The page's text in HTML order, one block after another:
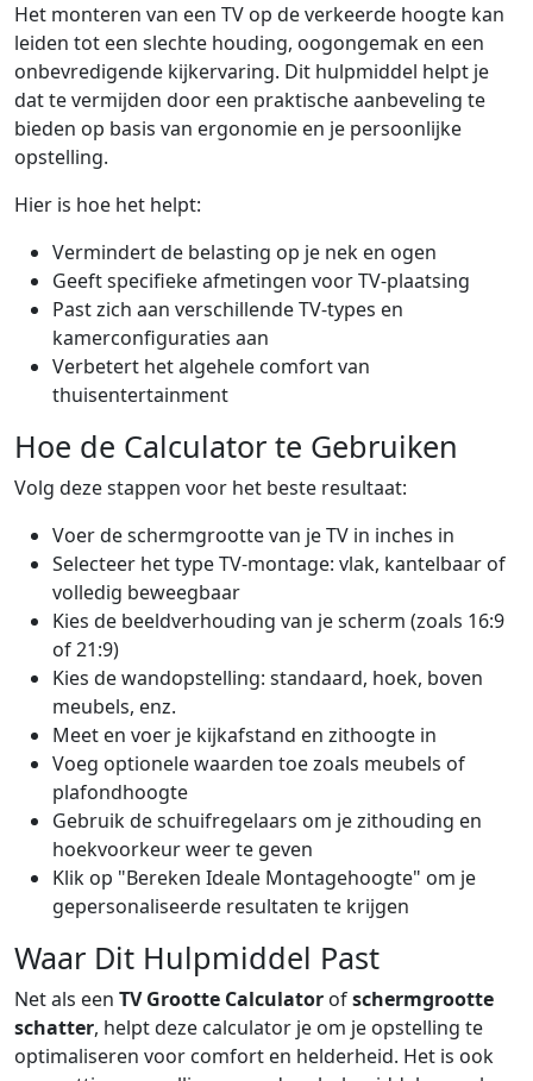
Het monteren van een TV op de verkeerde hoogte kan
leiden tot een slechte houding, oogongemak en een
onbevredigende kijkervaring. Dit hulpmiddel helpt je
dat te vermijden door een praktische aanbeveling te
bieden op basis van ergonomie en je persoonlijke
opstelling.
Hier is hoe het helpt:
Vermindert de belasting op je nek en ogen
Geeft specifieke afmetingen voor TV-plaatsing
Past zich aan verschillende TV-types en
kamerconfiguraties aan
Verbetert het algehele comfort van
thuisentertainment
Hoe de Calculator te Gebruiken
Volg deze stappen voor het beste resultaat:
Voer de schermgrootte van je TV in inches in
Selecteer het type TV-montage: vlak, kantelbaar of
volledig beweegbaar
Kies de beeldverhouding van je scherm (zoals 16:9
of 21:9)
Kies de wandopstelling: standaard, hoek, boven
meubels, enz.
Meet en voer je kijkafstand en zithoogte in
Voeg optionele waarden toe zoals meubels of
plafondhoogte
Gebruik de schuifregelaars om je zithouding en
hoekvoorkeur weer te geven
Klik op "Bereken Ideale Montagehoogte" om je
gepersonaliseerde resultaten te krijgen
Waar Dit Hulpmiddel Past
Net als een TV Grootte Calculator ofschermgrootte
schatter, helpt deze calculator je om je opstelling te
optimaliseren voor comfort en helderheid. Het is ook